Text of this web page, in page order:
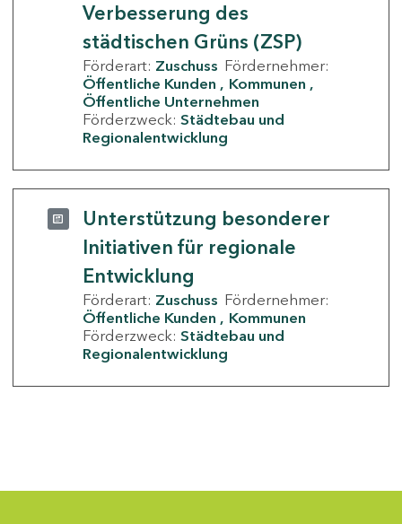
Verbesserung des
städtischen Grüns (ZSP)
Förderart: Zuschuss Fördernehmer:
Öffentliche Kunden
Kommunen
Öffentliche Unternehmen
Förderzweck: Städtebau und
Regionalentwicklung
Unterstützung besonderer
Initiativen für regionale
Entwicklung
Förderart: Zuschuss Fördernehmer:
Öffentliche Kunden
Kommunen
Förderzweck: Städtebau und
Regionalentwicklung